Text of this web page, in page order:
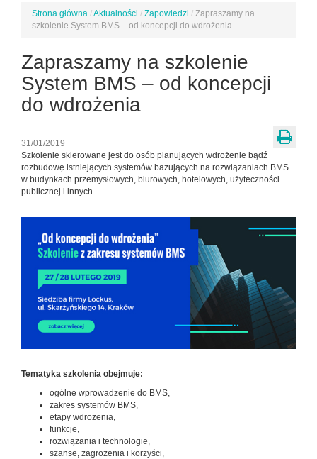
Jesteś
tutaj
Strona główna /Aktualności / Zapowiedzi / Zapraszamy na
szkolenie System BMS – od koncepcji do wdrożenia
Zapraszamy na szkolenie
System BMS – od koncepcji
do wdrożenia
31/01/2019
Szkolenie skierowane jest do osób planujących wdrożenie bądź
rozbudowę istniejących systemów bazujących na rozwiązaniach BMS
w budynkach przemysłowych, biurowych, hotelowych, użyteczności
publicznej i innych.
Tematyka szkolenia obejmuje:
ogólne wprowadzenie do BMS,
zakres systemów BMS,
etapy wdrożenia,
funkcje,
rozwiązania i technologie,
szanse, zagrożenia i korzyści,